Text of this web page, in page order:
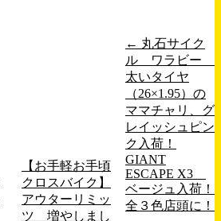
【お手軽お手頃
クロスバイク】
アウターリミッ
ツ 増やしまし
← 丸石サイク
ル ワラビー
太いタイヤ
（26×1.95）の
ママチャリ、グ
レイッシュピン
ク入荷！
GIANT
ESCAPE X3
ベージュ入荷！
全３色店頭に！